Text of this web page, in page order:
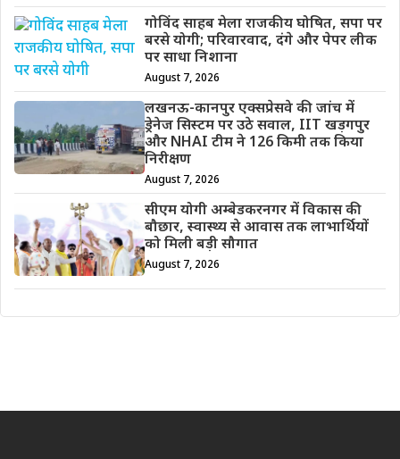
गोविंद साहब मेला राजकीय घोषित, सपा पर
बरसे योगी; परिवारवाद, दंगे और पेपर लीक
पर साधा निशाना
August 7, 2026
लखनऊ-कानपुर एक्सप्रेसवे की जांच में
ड्रेनेज सिस्टम पर उठे सवाल, IIT खड़गपुर
और NHAI टीम ने 126 किमी तक किया
निरीक्षण
August 7, 2026
सीएम योगी अम्बेडकरनगर में विकास की
बौछार, स्वास्थ्य से आवास तक लाभार्थियों
को मिली बड़ी सौगात
August 7, 2026